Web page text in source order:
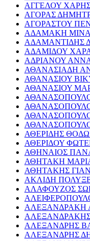
ΑΓΓΕΛΟΥ
ΑΓΟΡΑΣ
ΑΓΟΡΑΣΤΟΥ
ΑΔΑΜΑΚΗ
ΑΔΑΜΑΝΤΙΔΗΣ
ΑΔΑΜΙΔΟΥ
ΑΔΡΙΑΝΟΥ
ΑΘΑΝΑΣΙΑΔΗ
ΑΘΑΝΑΣΙΟΥ
ΑΘΑΝΑΣΙΟΥ
ΑΘΕΡΙΔΗΣ
ΑΘΕΡΙΔΟΥ
ΑΘΗΝΑΙΟΣ
ΑΘΗΤΑΚΗ
ΑΘΗΤΑΚΗΣ
ΑΚΛΙΔΗ
ΑΛΑΦΟΥΖΟΣ
ΑΛΕΞΑΝΔΡΑΚΗ
ΑΛΕΞΑΝΔΡΗΣ
ΑΛΕΞΑΝΔΡΗΣ